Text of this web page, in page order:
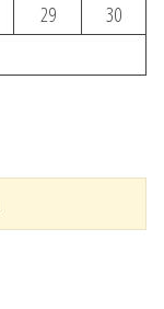
29
30